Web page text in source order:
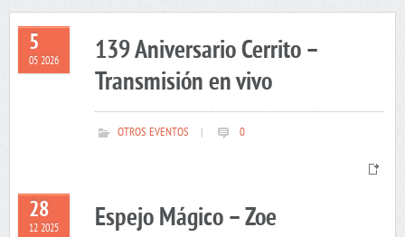
5
05 2026
139 Aniversario Cerrito –
Transmisión en vivo
OTROS EVENTOS 0
28
12 2025 Espejo Mágico – Zoe